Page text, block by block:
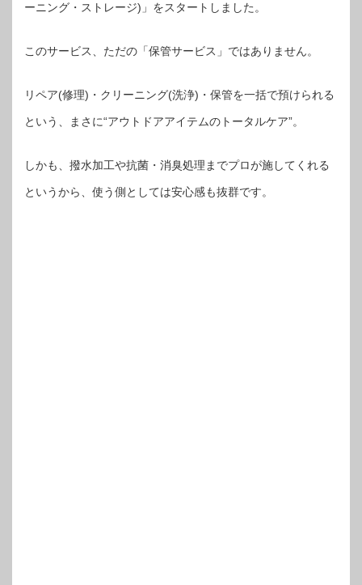
ーニング・ストレージ)」をスタートしました。
このサービス、ただの「保管サービス」ではありません。
リペア(修理)・クリーニング(洗浄)・保管を一括で預けられる
という、まさに“アウトドアアイテムのトータルケア”。
しかも、撥水加工や抗菌・消臭処理までプロが施してくれる
というから、使う側としては安心感も抜群です。